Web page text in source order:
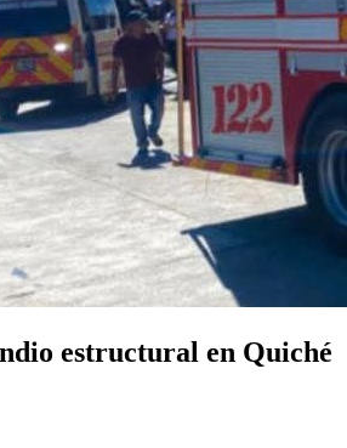
estructural en Quiché